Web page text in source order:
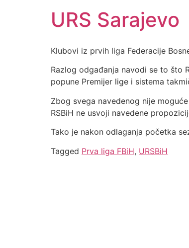
URS Sarajevo
Klubovi iz prvih liga Federacije
Razlog odgađanja navodi se to što
popune Premijer lige i sistema
Zbog svega navedenog nije
RSBiH ne usvoji navedene
Tako je nakon odlaganja početka
Tagged Prva liga FBiH, URSBiH